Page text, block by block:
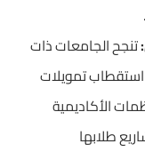
تنجح الجامعات ذات
استقطاب تمويلات
الأكاديمية
طلابها